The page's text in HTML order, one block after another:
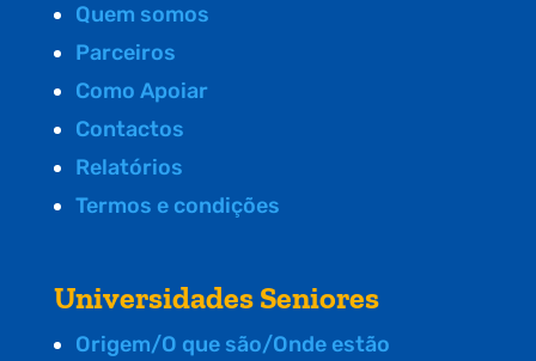
Quem somos
Parceiros
Como Apoiar
Contactos
Relatórios
Termos e condições
Universidades Seniores
Origem/O que são/Onde estão